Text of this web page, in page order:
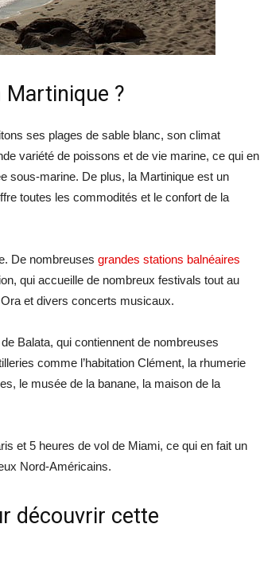
Martinique ?
ses plages de sable blanc, son climat
variété de poissons et de vie marine, ce qui en
sous-marine. De plus, la Martinique est un
toutes les commodités et le confort de la
De nombreuses grandes stations balnéaires
qui accueille de nombreux festivals tout au
et divers concerts musicaux.
Balata, qui contiennent de nombreuses
comme l’habitation Clément, la rhumerie
le musée de la banane, la maison de la
et 5 heures de vol de Miami, ce qui en fait un
Nord-Américains.
découvrir cette